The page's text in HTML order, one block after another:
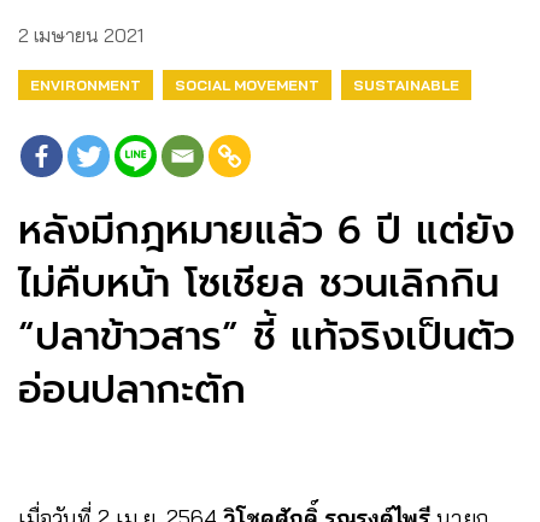
2 เมษายน 2021
ENVIRONMENT SOCIAL MOVEMENT SUSTAINABLE
หลังมีกฎหมายแล้ว 6 ปี แต่ยัง
ไม่คืบหน้า โซเชียล ชวนเลิกกิน
“ปลาข้าวสาร” ชี้ แท้จริงเป็นตัว
อ่อนปลากะตัก